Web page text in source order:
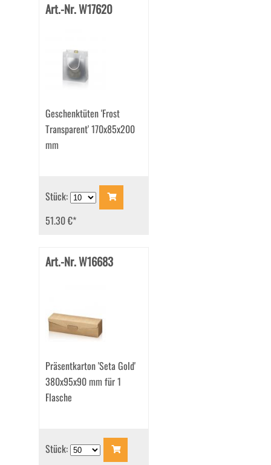
Art.-Nr. W17620
Geschenktüten 'Frost
Transparent' 170x85x200
mm
Stück:
51.30 €*
Art.-Nr. W16683
Präsentkarton 'Seta Gold'
380x95x90 mm für 1
Flasche
Stück: